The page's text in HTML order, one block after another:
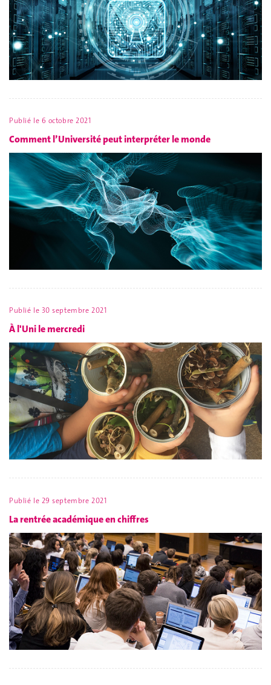
Publié le 6 octobre 2021
Comment l’Université peut interpréter le monde
Publié le 30 septembre 2021
À l'Uni le mercredi
Publié le 29 septembre 2021
La rentrée académique en chiffres